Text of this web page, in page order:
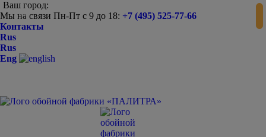
Ваш город:
Мы на связи Пн-Пт с 9 до 18: +7 (495) 525-77-66
Контакты
Rus
Rus
Eng
-